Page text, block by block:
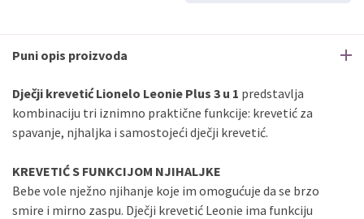
Erste
Maestro do12rata
Erste
Sve banke Visa
Jednokratno
Sve banke
Maestro
Discover
Puni opis proizvoda
Dječji krevetić Lionelo Leonie Plus 3 u 1 predstavlja
kombinaciju tri iznimno praktične funkcije: krevetić za
spavanje, njhaljka i samostojeći dječji krevetić.
KREVETIĆ S FUNKCIJOM NJIHALJKE
Bebe vole nježno njihanje koje im omogućuje da se brzo
smire i mirno zaspu. Dječji krevetić Leonie ima funkciju